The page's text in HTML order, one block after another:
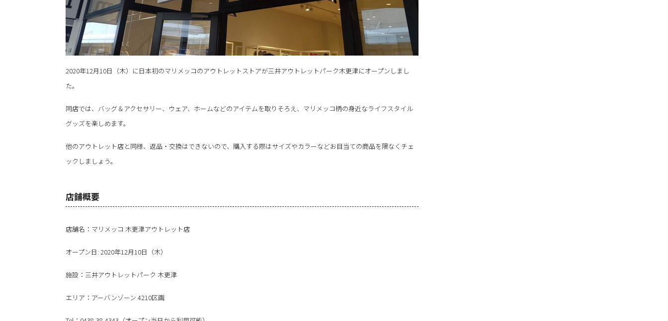
2020年12月10日（木）に日本初のマリメッコのアウトレットストアが三井アウトレットパーク木更津にオープンしまし
た。
同店では、バッグ＆アクセサリー、ウェア、ホームなどのアイテムを取りそろえ、マリメッコ柄の身近なライフスタイル
グッズを楽しめます。
他のアウトレット店と同様、返品・交換はできないので、購入する際はサイズやカラーなどお目当ての商品を隈なくチェ
ックしましょう。
店舗概要
店舗名：マリメッコ 木更津アウトレット店
オープン日: 2020年12月10日（木）
施設：三井アウトレットパーク 木更津
エリア：アーバンゾーン 4210区画